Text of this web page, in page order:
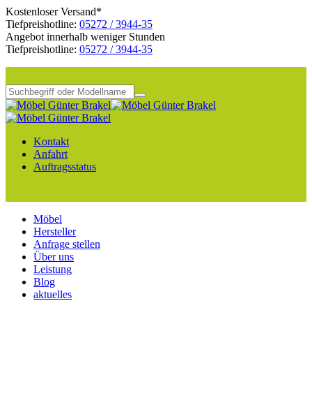
Kostenloser Versand*
Tiefpreishotline: 05272 / 3944-35
Angebot innerhalb weniger Stunden
Tiefpreishotline: 05272 / 3944-35
Kontakt
Anfahrt
Auftragsstatus
Möbel
Hersteller
Anfrage stellen
Über uns
Leistung
Blog
aktuelles